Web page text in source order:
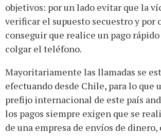
objetivos: por un lado evitar que la
verificar el supuesto secuestro y por
conseguir que realice un pago
colgar el teléfono.
Mayoritariamente las llamadas se
efectuando desde Chile, para lo que
prefijo internacional de este país
los pagos siempre exigen que se
de una empresa de envíos de dinero,